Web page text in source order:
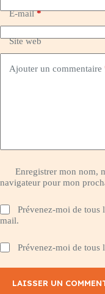
E-mail*
Site web
Ajouter un commentaire
Enregistrer mon nom,
navigateur pour mon
Prévenez-moi de tous
mail.
Prévenez-moi de tous
LAISSER UN